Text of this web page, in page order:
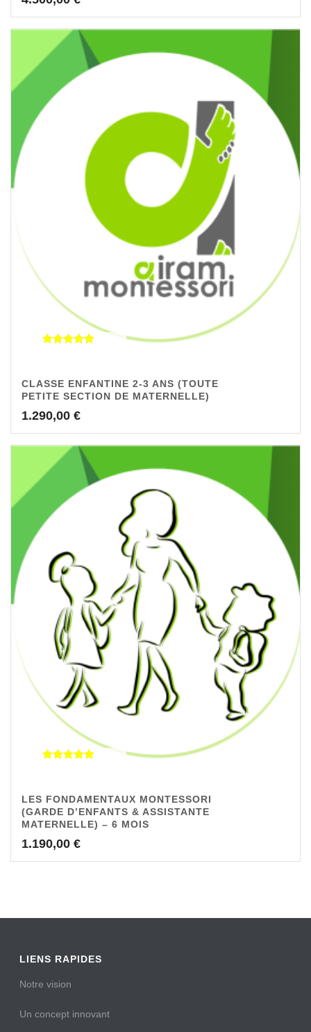
CLASSE ENFANTINE 2-3 ANS (TOUTE
PETITE SECTION DE MATERNELLE)
1.290,00 €
LES FONDAMENTAUX MONTESSORI
(GARDE D’ENFANTS & ASSISTANTE
MATERNELLE) – 6 MOIS
1.190,00 €
LIENS RAPIDES
Notre vision
Un concept innovant